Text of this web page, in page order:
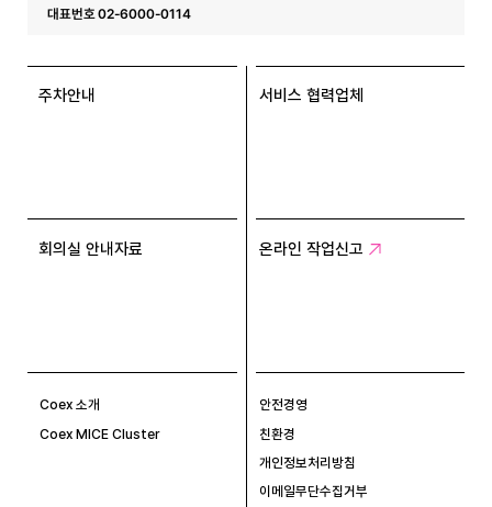
대표번호 02-6000-0114
주차안내 서비스 협력업체
회의실 안내자료 온라인 작업신고
Coex 소개
Coex MICE Cluster
안전경영
친환경
개인정보처리방침
이메일무단수집거부